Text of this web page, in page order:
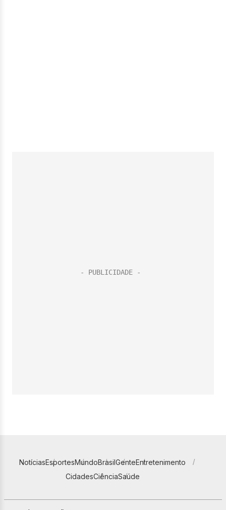
NotíciasEsportesMundoBrasilGenteEntretenimento
CidadesCiênciaSaúde